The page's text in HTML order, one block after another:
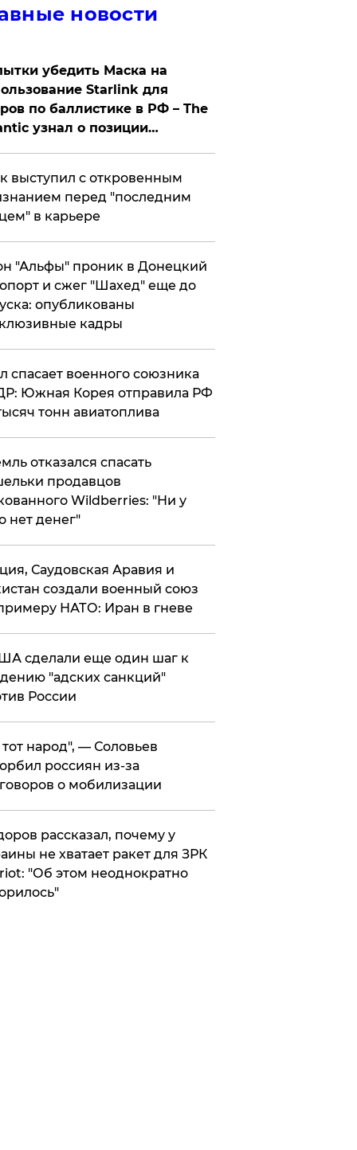
новости
убедить Маска на
Starlink для
по баллистике в РФ – The
узнал о позиции
выступил с откровенным
перед "последним
в карьере
"Альфы" проник в Донецкий
и сжег "Шахед" еще до
опубликованы
кадры
спасает военного союзника
Южная Корея отправила РФ
тонн авиатоплива
отказался спасать
продавцов
Wildberries: "Ни у
нет денег"
Саудовская Аравия и
создали военный союз
НАТО: Иран в гневе
сделали еще один шаг к
"адских санкций"
России
народ", — Соловьев
россиян из-за
о мобилизации
рассказал, почему у
не хватает ракет для ЗРК
"Об этом неоднократно